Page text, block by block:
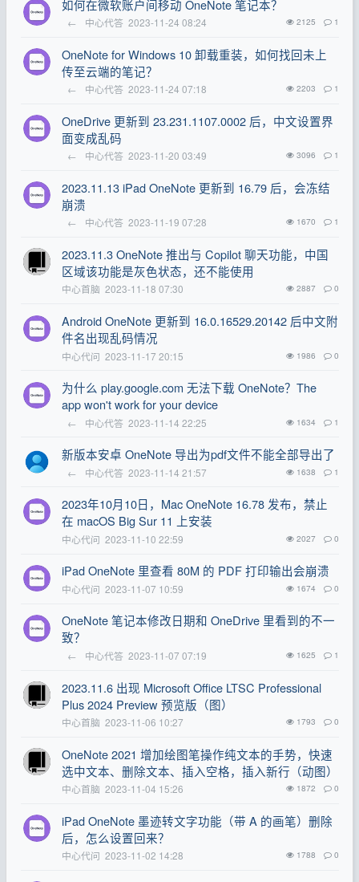
如何在微软账户间移动 OneNote 笔记本？
← 中心代答 2023-11-24 08:24 2125 1
OneNote for Windows 10 卸载重装，如何找回未上
传至云端的笔记？
← 中心代答 2023-11-24 07:18 2203 1
OneDrive 更新到 23.231.1107.0002 后，中文设置界
面变成乱码
← 中心代答 2023-11-20 03:49 3096 1
2023.11.13 iPad OneNote 更新到 16.79 后，会冻结
崩溃
← 中心代答 2023-11-19 07:28 1670 1
2023.11.3 OneNote 推出与 Copilot 聊天功能，中国
区域该功能是灰色状态，还不能使用
中心首脑 2023-11-18 07:30 2887 0
Android OneNote 更新到 16.0.16529.20142 后中文附
件名出现乱码情况
中心代问 2023-11-17 20:15 1986 0
为什么 play.google.com 无法下载 OneNote？The
app won't work for your device
← 中心代答 2023-11-14 22:25 1634 1
新版本安卓 OneNote 导出为pdf文件不能全部导出了
← 中心代答 2023-11-14 21:57 1638 1
2023年10月10日，Mac OneNote 16.78 发布，禁止
在 macOS Big Sur 11 上安装
中心代问 2023-11-10 22:59 2027 0
iPad OneNote 里查看 80M 的 PDF 打印输出会崩溃
中心代问 2023-11-07 10:59 1674 0
OneNote 笔记本修改日期和 OneDrive 里看到的不一
致？
← 中心代答 2023-11-07 07:19 1625 1
2023.11.6 出现 Microsoft Office LTSC Professional
Plus 2024 Preview 预览版（图）
中心首脑 2023-11-06 10:27 1793 0
OneNote 2021 增加绘图笔操作纯文本的手势，快速
选中文本、删除文本、插入空格，插入新行（动图）
中心首脑 2023-11-04 15:26 1872 0
iPad OneNote 墨迹转文字功能（带 A 的画笔）删除
后，怎么设置回来？
中心代问 2023-11-02 14:28 1788 0